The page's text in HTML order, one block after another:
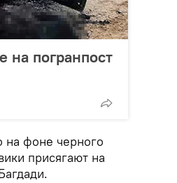
на погранпост
на фоне черного
присягают на